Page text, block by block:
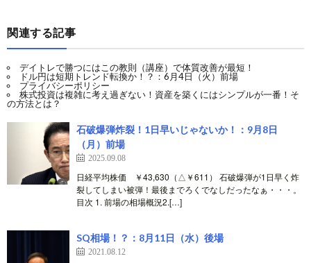
関連する記事
デイトレで勝つにはこの教則（講座）で体質改善が最短！
ドル円は短期トレンド転換か！？：6月4日（火）前場
プライバシーポリシー
株式投資は複雑に考え過ぎない！資産を築くにはシンプルが一番！そ
の方法とは？
石破爆弾炸裂！1日早いじゃないか！：9月8日
（月）前場
2025.09.08
日経平均株価 ￥43,630（△￥611） 石破爆弾が1日早く炸
裂してしまい被弾！最後までろくでなしだったなぁ・・・。
目次 1. 前場の相場概況2.[…]
SQ相場！？：8月11日（水）後場
2021.08.12